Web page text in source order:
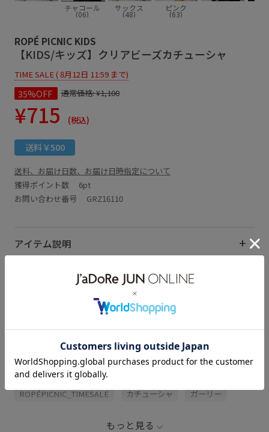
チャコール
(06)
サックス
(48)
ピンク
(63)
ROPÉ PICNIC KIDS
【KIDS/キッズ】クリアビーズカチューシャ
TIME SALE ( 8月12日 11:59 まで)
35%OFF 通常価格:¥1,100
¥715 (税込)
送料￥500
送料、お届け日数、お届け日時指定について
獲得ポイント数 6pt
お問い合わせ番号 GRZ16110
アイテム説明
サイズ・素材・お手入れ方法
26SS10r 26SS20dp kids_2026summergoods
ROPÉPICNIC_TIMESALE カチューシャ ガーリー
もっと見る